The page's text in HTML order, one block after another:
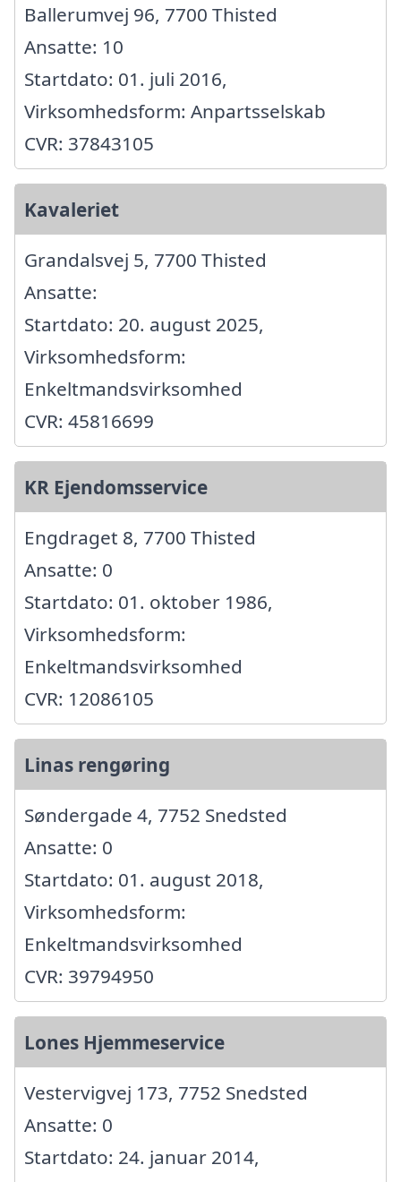
Ballerumvej 96, 7700 Thisted
Ansatte: 10
Startdato: 01. juli 2016,
Virksomhedsform: Anpartsselskab
CVR: 37843105
Kavaleriet
Grandalsvej 5, 7700 Thisted
Ansatte:
Startdato: 20. august 2025,
Virksomhedsform:
Enkeltmandsvirksomhed
CVR: 45816699
KR Ejendomsservice
Engdraget 8, 7700 Thisted
Ansatte: 0
Startdato: 01. oktober 1986,
Virksomhedsform:
Enkeltmandsvirksomhed
CVR: 12086105
Linas rengøring
Søndergade 4, 7752 Snedsted
Ansatte: 0
Startdato: 01. august 2018,
Virksomhedsform:
Enkeltmandsvirksomhed
CVR: 39794950
Lones Hjemmeservice
Vestervigvej 173, 7752 Snedsted
Ansatte: 0
Startdato: 24. januar 2014,